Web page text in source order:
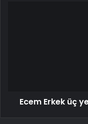
Ecem Erkek üç